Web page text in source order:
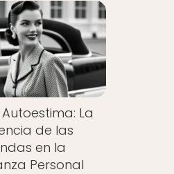
La
de las
en la
Personal